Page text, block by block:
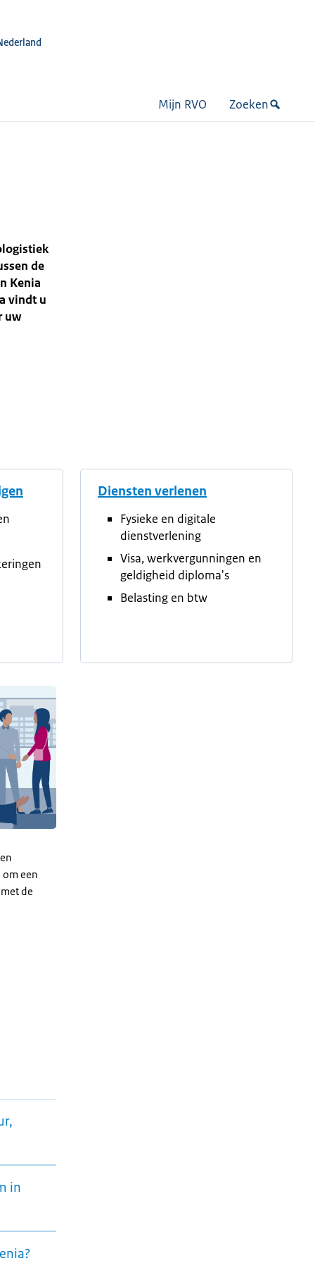
Mijn RVO Zoeken
de
Kenia
vindt u
uw
Diensten verlenen
Fysieke en digitale
dienstverlening
Visa, werkvergunningen en
geldigheid diploma's
Belasting en btw
een
de
in